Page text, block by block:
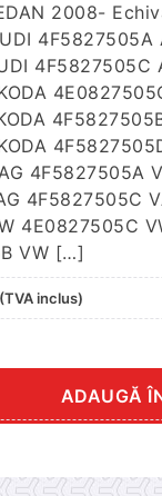
2008-
4F5827505A
4F5827505C
4F5827505A
4F5827505C
4E0827505C
VW […]
(TVA inclus)
Audi
ADAUGĂ